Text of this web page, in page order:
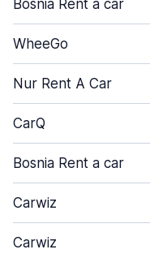
Bosnia Rent a car
WheeGo
Nur Rent A Car
CarQ
Bosnia Rent a car
Carwiz
Carwiz